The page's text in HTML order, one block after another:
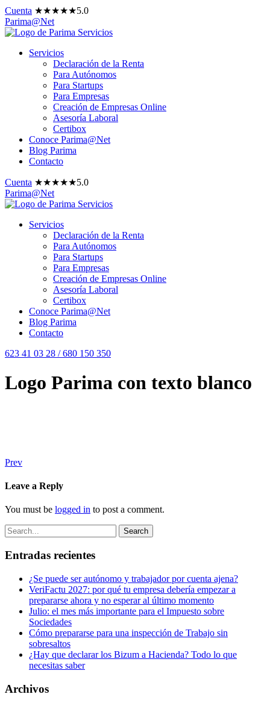
Cuenta ★★★★★5.0
Parima@Net
Servicios
Declaración de la Renta
Para Autónomos
Para Startups
Para Empresas
Creación de Empresas Online
Asesoría Laboral
Certibox
Conoce Parima@Net
Blog Parima
Contacto
Cuenta ★★★★★5.0
Parima@Net
Servicios
Declaración de la Renta
Para Autónomos
Para Startups
Para Empresas
Creación de Empresas Online
Asesoría Laboral
Certibox
Conoce Parima@Net
Blog Parima
Contacto
623 41 03 28 / 680 150 350
Logo Parima con texto blanco
Prev
Leave a Reply
You must be logged in to post a comment.
Entradas recientes
¿Se puede ser autónomo y trabajador por cuenta ajena?
VeriFactu 2027: por qué tu empresa debería empezar a
prepararse ahora y no esperar al último momento
Julio: el mes más importante para el Impuesto sobre
Sociedades
Cómo prepararse para una inspección de Trabajo sin
sobresaltos
¿Hay que declarar los Bizum a Hacienda? Todo lo que
necesitas saber
Archivos